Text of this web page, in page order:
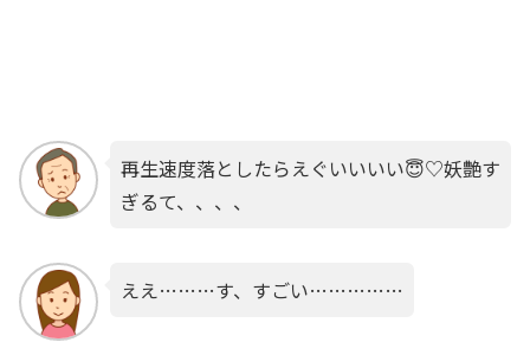
再生速度落としたらえぐいいいい😇♡妖艶す
ぎるて、、、、
ええ………す、すごい……………